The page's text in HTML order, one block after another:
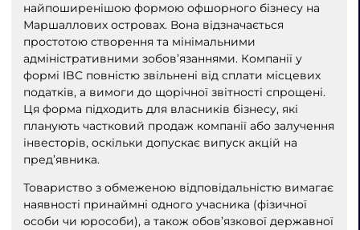
найпоширенішою формою офшорного бізнесу на
Маршаллових островах. Вона відзначається
простотою створення та мінімальними
адміністративними зобов’язаннями. Компанії у
формі IBC повністю звільнені від сплати місцевих
податків, а вимоги до щорічної звітності спрощені.
Ця форма підходить для власників бізнесу, які
планують частковий продаж компанії або залучення
інвесторів, оскільки допускає випуск акцій на
пред’явника.
Товариство з обмеженою відповідальністю вимагає
наявності принаймні одного учасника (фізичної
особи чи юрособи), а також обов’язкової державної